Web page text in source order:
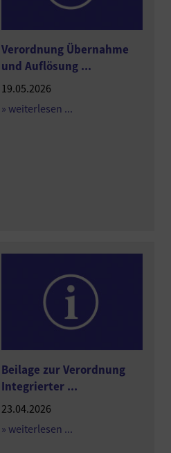
Verordnung Übernahme
und Auflösung ...
19.05.2026
» weiterlesen ...
Beilage zur Verordnung
Integrierter ...
23.04.2026
» weiterlesen ...